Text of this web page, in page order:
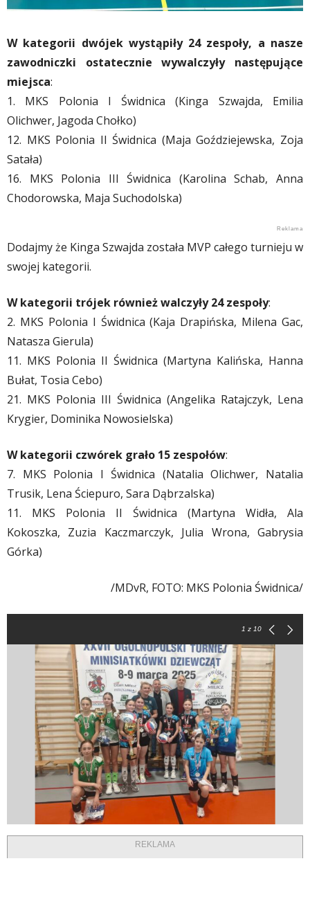
W kategorii dwójek wystąpiły 24 zespoły, a nasze
zawodniczki ostatecznie wywalczyły następujące
miejsca:
1. MKS Polonia I Świdnica (Kinga Szwajda, Emilia
Olichwer, Jagoda Chołko)
12. MKS Polonia II Świdnica (Maja Goździejewska, Zoja
Satała)
16. MKS Polonia III Świdnica (Karolina Schab, Anna
Chodorowska, Maja Suchodolska)
Dodajmy że Kinga Szwajda została MVP całego turnieju w
swojej kategorii.
W kategorii trójek również walczyły 24 zespoły:
2. MKS Polonia I Świdnica (Kaja Drapińska, Milena Gac,
Natasza Gierula)
11. MKS Polonia II Świdnica (Martyna Kalińska, Hanna
Bułat, Tosia Cebo)
21. MKS Polonia III Świdnica (Angelika Ratajczyk, Lena
Krygier, Dominika Nowosielska)
W kategorii czwórek grało 15 zespołów:
7. MKS Polonia I Świdnica (Natalia Olichwer, Natalia
Trusik, Lena Ściepuro, Sara Dąbrzalska)
11. MKS Polonia II Świdnica (Martyna Widła, Ala
Kokoszka, Zuzia Kaczmarczyk, Julia Wrona, Gabrysia
Górka)
/MDvR, FOTO: MKS Polonia Świdnica/
1 z 10
REKLAMA